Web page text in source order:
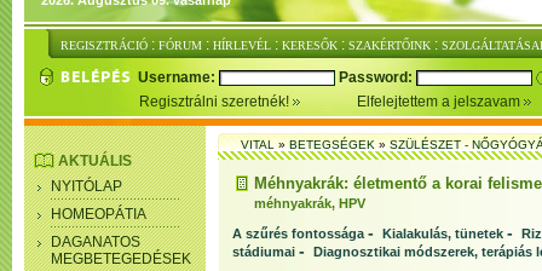
REGISZTRÁCIÓ : FÓRUM : HÍRLEVÉL : KERESŐK : SZAKÉRTŐINK :
Username:
Password:
Regisztrálni szeretnék!
Elfelejtettem a jelszavam
AKTUÁLIS
NYITÓLAP
HOMEOPÁTIA
DAGANATOS
MEGBETEGEDÉSEK
VITAL»BETEGSÉGEK»SZÜLÉSZET -
Méhnyakrák: életmentő a korai
méhnyakrák, HPV
A szűrés fontossága - Kialakulás, tünetek -
stádiumai - Diagnosztikai módszerek, terápiás